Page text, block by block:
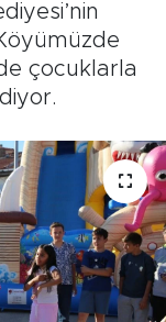
çocuklarla